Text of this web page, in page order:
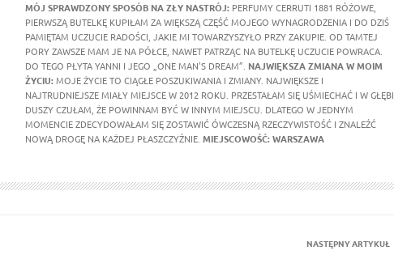
MÓJ SPRAWDZONY SPOSÓB NA ZŁY NASTRÓJ: PERFUMY CERRUTI 1881 RÓŻOWE,
PIERWSZĄ BUTELKĘ KUPIŁAM ZA WIĘKSZĄ CZĘŚĆ MOJEGO WYNAGRODZENIA I DO DZIŚ
PAMIĘTAM UCZUCIE RADOŚCI, JAKIE MI TOWARZYSZYŁO PRZY ZAKUPIE. OD TAMTEJ
PORY ZAWSZE MAM JE NA PÓŁCE, NAWET PATRZĄC NA BUTELKĘ UCZUCIE POWRACA.
DO TEGO PŁYTA YANNI I JEGO „ONE MAN'S DREAM”. NAJWIĘKSZA ZMIANA W MOIM
ŻYCIU:MOJE ŻYCIE TO CIĄGŁE POSZUKIWANIA I ZMIANY. NAJWIĘKSZE I
NAJTRUDNIEJSZE MIAŁY MIEJSCE W 2012 ROKU. PRZESTAŁAM SIĘ UŚMIECHAĆ I W GŁĘBI
DUSZY CZUŁAM, ŻE POWINNAM BYĆ W INNYM MIEJSCU. DLATEGO W JEDNYM
MOMENCIE ZDECYDOWAŁAM SIĘ ZOSTAWIĆ ÓWCZESNĄ RZECZYWISTOŚĆ I ZNALEŹĆ
NOWĄ DROGĘ NA KAŻDEJ PŁASZCZYŹNIE. MIEJSCOWOŚĆ: WARSZAWA
NASTĘPNY ARTYKUŁ